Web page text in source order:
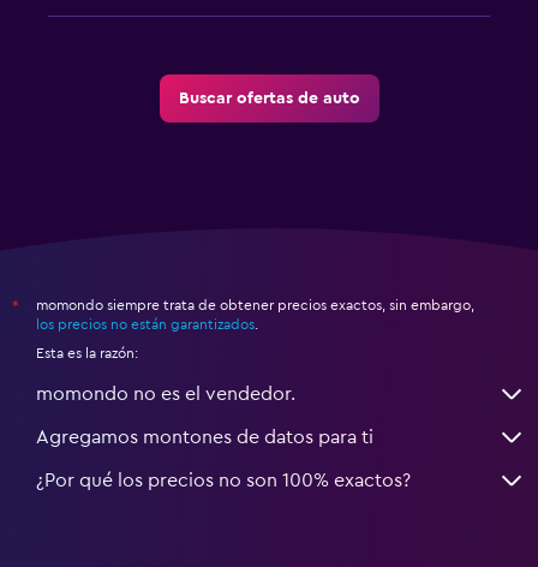
Buscar ofertas de auto
*
momondo siempre trata de obtener precios exactos, sin embargo,
los precios no están garantizados
Esta es la razón:
momondo no es el vendedor.
Agregamos montones de datos para ti
¿Por qué los precios no son 100% exactos?